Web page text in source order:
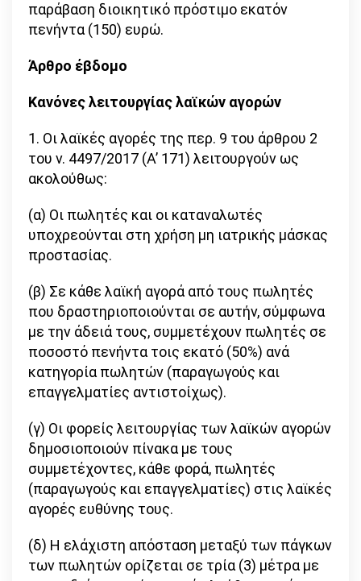
παράβαση διοικητικό πρόστιμο εκατόν
πενήντα (150) ευρώ.
Άρθρο έβδομο
Κανόνες λειτουργίας λαϊκών αγορών
1. Οι λαϊκές αγορές της περ. 9 του άρθρου 2
του ν. 4497/2017 (Α’ 171) λειτουργούν ως
ακολούθως:
(α) Οι πωλητές και οι καταναλωτές
υποχρεούνται στη χρήση μη ιατρικής μάσκας
προστασίας.
(β) Σε κάθε λαϊκή αγορά από τους πωλητές
που δραστηριοποιούνται σε αυτήν, σύμφωνα
με την άδειά τους, συμμετέχουν πωλητές σε
ποσοστό πενήντα τοις εκατό (50%) ανά
κατηγορία πωλητών (παραγωγούς και
επαγγελματίες αντιστοίχως).
(γ) Οι φορείς λειτουργίας των λαϊκών αγορών
δημοσιοποιούν πίνακα με τους
συμμετέχοντες, κάθε φορά, πωλητές
(παραγωγούς και επαγγελματίες) στις λαϊκές
αγορές ευθύνης τους.
(δ) Η ελάχιστη απόσταση μεταξύ των πάγκων
των πωλητών ορίζεται σε τρία (3) μέτρα με